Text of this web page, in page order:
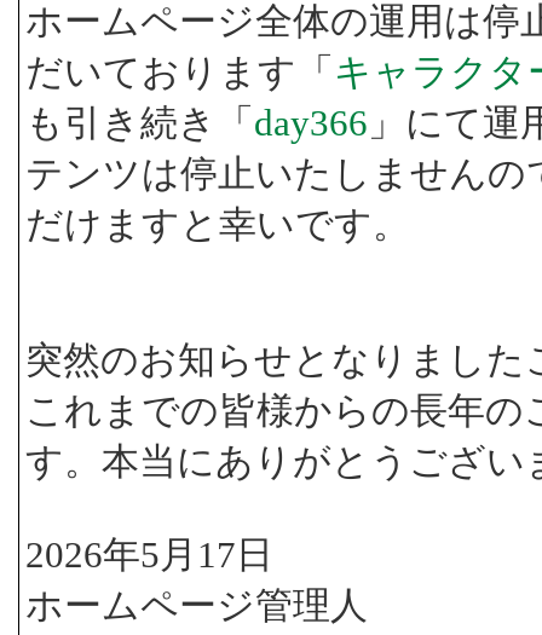
ホームページ全体の運用は停
だいております「 キャラクタ
も引き続き「 day366 」にて
テンツは停止いたしません
だけますと幸いです。
突然のお知らせとなりまし
これまでの皆様からの長年
す。本当にありがとうござい
2026年5月17日
ホームページ管理人